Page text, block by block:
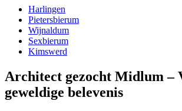
Harlingen
Pietersbierum
Wijnaldum
Sexbierum
Kimswerd
Architect gezocht Midlum –
geweldige belevenis